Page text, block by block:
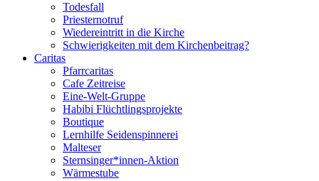
Todesfall
Priesternotruf
Wiedereintritt in die Kirche
Schwierigkeiten mit dem Kirchenbeitrag?
Caritas
Pfarrcaritas
Cafe Zeitreise
Eine-Welt-Gruppe
Habibi Flüchtlingsprojekte
Boutique
Lernhilfe Seidenspinnerei
Malteser
Sternsinger*innen-Aktion
Wärmestube